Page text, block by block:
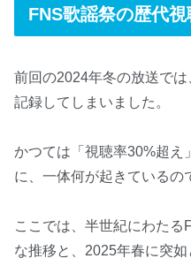
FNS歌謡祭の歴代視
前回の2024年冬の放送で
記録してしまいました。
かつては「視聴率30%超え
に、一体何が起きているの
ここでは、半世紀にわた
な推移と、2025年春に突